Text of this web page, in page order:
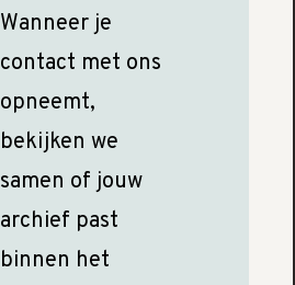
Wanneer je
contact met ons
opneemt,
bekijken we
samen of jouw
archief past
binnen het